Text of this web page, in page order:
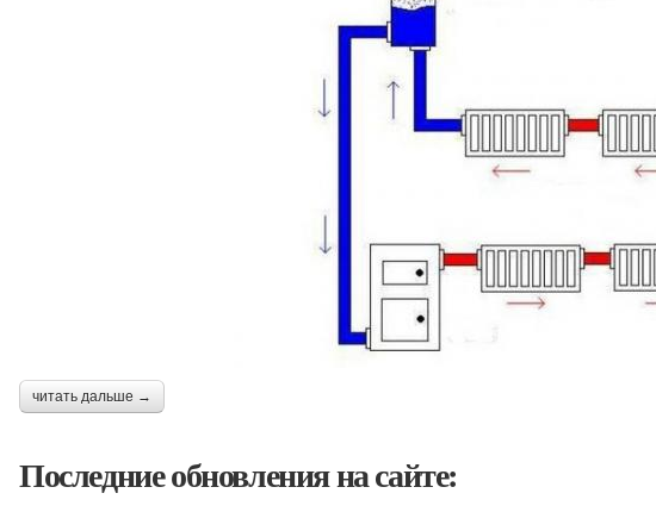
читать дальше →
Последние обновления на сайте: